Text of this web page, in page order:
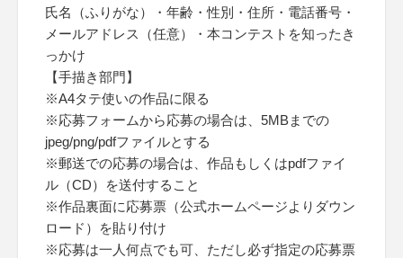
氏名（ふりがな）・年齢・性別・住所・電話番号・
メールアドレス（任意）・本コンテストを知ったき
っかけ
【手描き部門】
※A4タテ使いの作品に限る
※応募フォームから応募の場合は、5MBまでの
jpeg/png/pdfファイルとする
※郵送での応募の場合は、作品もしくはpdfファイ
ル（CD）を送付すること
※作品裏面に応募票（公式ホームページよりダウン
ロード）を貼り付け
※応募は一人何点でも可、ただし必ず指定の応募票